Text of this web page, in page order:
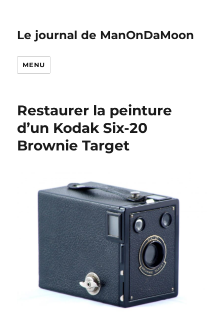
Le journal de ManOnDaMoon
MENU
Restaurer la peinture
d’un Kodak Six-20
Brownie Target